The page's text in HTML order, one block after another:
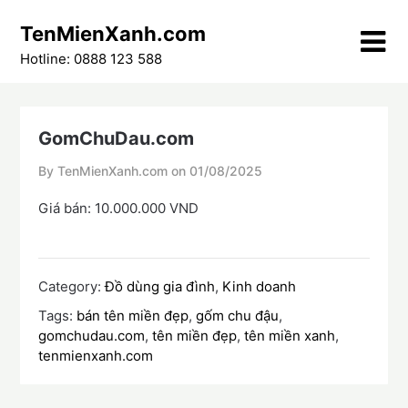
content
TenMienXanh.com
Hotline: 0888 123 588
GomChuDau.com
By TenMienXanh.com on 01/08/2025
Giá bán: 10.000.000 VND
Category:Đồ dùng gia đình, Kinh doanh
Tags: bán tên miền đẹp,gốm chu đậu,
gomchudau.com,tên miền đẹp,tên miền xanh,
tenmienxanh.com